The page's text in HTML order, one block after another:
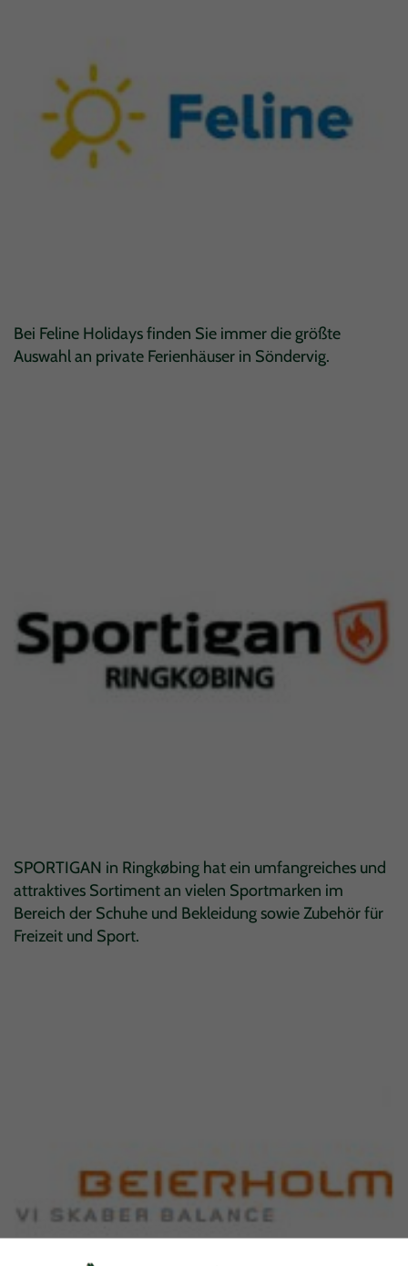
Bei Feline Holidays finden Sie immer die größte
Auswahl an private Ferienhäuser in Söndervig.
SPORTIGAN in Ringkøbing hat ein umfangreiches und
attraktives Sortiment an vielen Sportmarken im
Bereich der Schuhe und Bekleidung sowie Zubehör für
Freizeit und Sport.